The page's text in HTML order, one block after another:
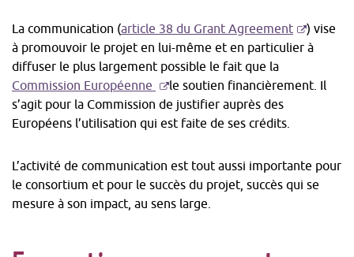
une
La communication (article 38 du Grant Agreement-
S'ouvre
une
) vise
à promouvoir le projet en lui-même et en particulier à
diffuser le plus largement possible le fait que la
Commission Européenne
S'ouvre
dans
nouvelle
fenêtre
le soutien financièrement. Il
s’agit pour la Commission de justifier auprès des
Européens l’utilisation qui est faite de ses crédits.
L’activité de communication est tout aussi importante pour
le consortium et pour le succès du projet, succès qui se
mesure à son impact, au sens large.